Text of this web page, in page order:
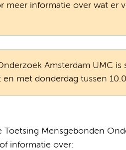
meer informatie over wat er
Amsterdam UMC
met donderdag tussen
Mensgebonden
informatie over: